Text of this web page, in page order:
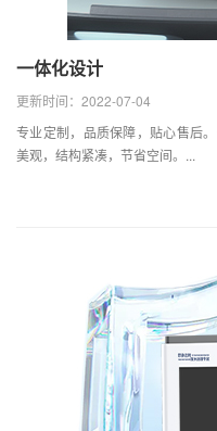
一体化设计
更新时间：2022-07-04
专业定制，品质保障，贴心售后
美观，结构紧凑，节省空间。...